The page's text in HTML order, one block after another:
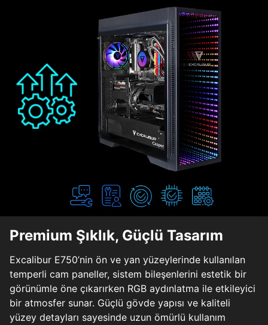
Premium Şıklık, Güçlü Tasarım
Excalibur E750’nin ön ve yan yüzeylerinde kullanılan
temperli cam paneller, sistem bileşenlerini estetik bir
görünümle öne çıkarırken RGB aydınlatma ile etkileyici
bir atmosfer sunar. Güçlü gövde yapısı ve kaliteli
yüzey detayları sayesinde uzun ömürlü kullanım